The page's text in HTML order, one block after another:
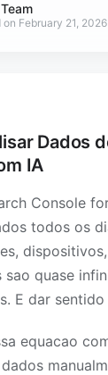
on February 21, 2026
Dados
IA
Console
todos os
sao quase
E dar
equacao